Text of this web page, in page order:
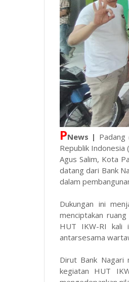
PNews |
Republik Indonesia
Agus Salim, Kota
datang dari Bank
dalam
Dukungan ini
menciptakan
HUT IKW-RI kali
antarsesama
Dirut Bank Nagari
kegiatan HUT